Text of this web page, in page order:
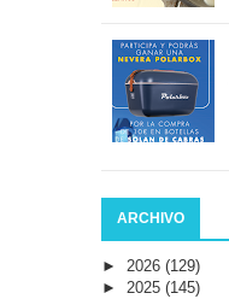
ARCHIVO
► 2026 (129)
► 2025 (145)